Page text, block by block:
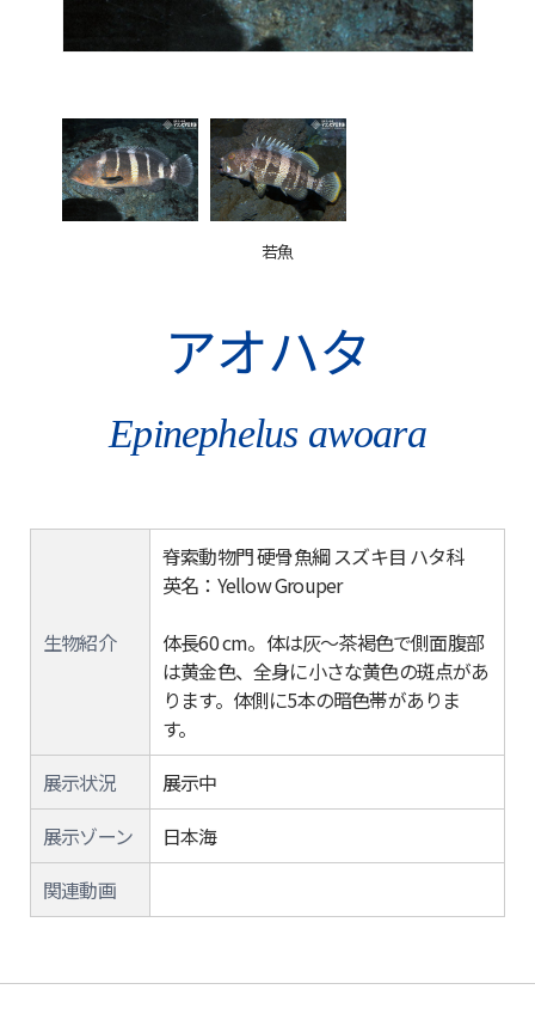
若魚
アオハタ
Epinephelus awoara
生物紹介
脊索動物門 硬骨魚綱 スズキ目 ハタ科
英名：Yellow Grouper
体長60 cm。体は灰～茶褐色で側面腹部
は黄金色、全身に小さな黄色の斑点があ
ります。体側に5本の暗色帯がありま
す。
展示状況
展示中
展示ゾーン
日本海
関連動画